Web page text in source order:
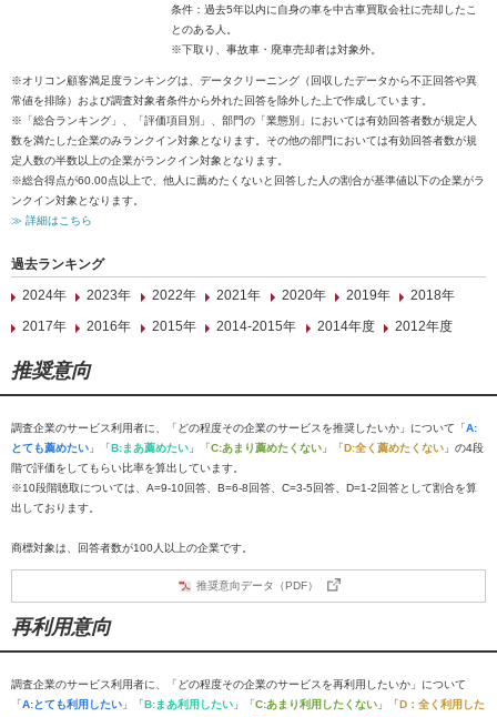
条件：過去5年以内に自身の車を中古車買取会社に売却したこ
とのある人。
※下取り、事故車・廃車売却者は対象外。
※オリコン顧客満足度ランキングは、データクリーニング（回収したデータから不正回答や異
常値を排除）および調査対象者条件から外れた回答を除外した上で作成しています。
※「総合ランキング」、「評価項目別」、部門の「業態別」においては有効回答者数が規定人
数を満たした企業のみランクイン対象となります。その他の部門においては有効回答者数が規
定人数の半数以上の企業がランクイン対象となります。
※総合得点が60.00点以上で、他人に薦めたくないと回答した人の割合が基準値以下の企業がラ
ンクイン対象となります。
≫ 詳細はこちら
過去ランキング
2024年
2023年 2022年 2021年 2020年 2019年
2018年
2017年
2016年 2015年 2014-2015年 2014年度 2012年度
推奨意向
調査企業のサービス利用者に、「どの程度その企業のサービスを推奨したいか」について「A:
とても薦めたい 」「B:まあ薦めたい 」「C:あまり薦めたくない 」「D:全く薦めたくない 」の4段
階で評価をしてもらい比率を算出しています。
※10段階聴取については、A=9-10回答、B=6-8回答、C=3-5回答、D=1-2回答として割合を算
出しております。
商標対象は、回答者数が100人以上の企業です。
推奨意向データ（PDF）
再利用意向
調査企業のサービス利用者に、「どの程度その企業のサービスを再利用したいか」について
「A:とても利用したい 」「B:まあ利用したい 」「C:あまり利用したくない 」「D：全く利用した